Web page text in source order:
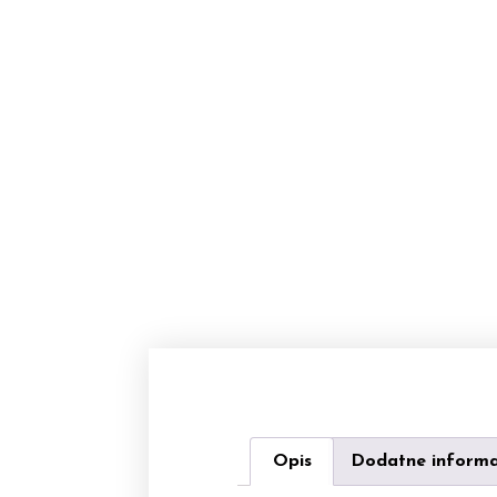
Opis Dodatne